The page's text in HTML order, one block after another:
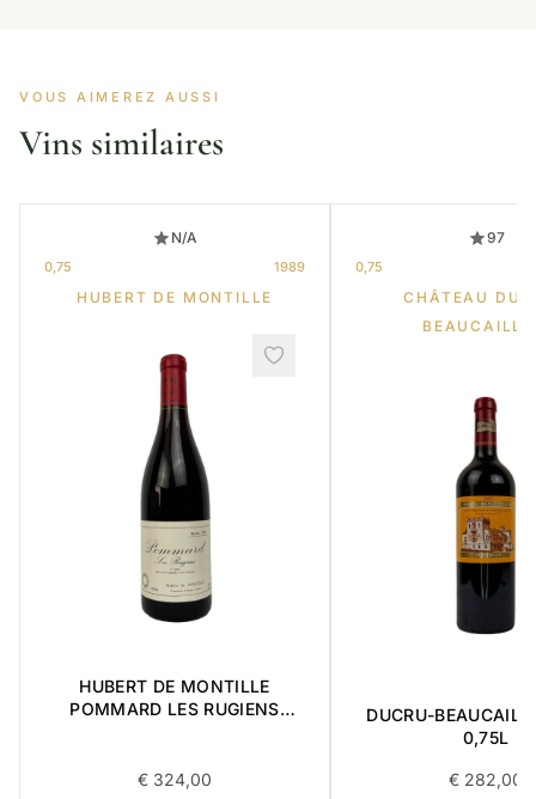
VOUS AIMEREZ AUSSI
Vins similaires
N/A
0,75 1989
HUBERT DE MONTILLE
HUBERT DE MONTILLE
POMMARD LES RUGIENS
€ 324,00
97
0,75
CHÂTEAU
DUCRU-
0,75L
€ 282,00